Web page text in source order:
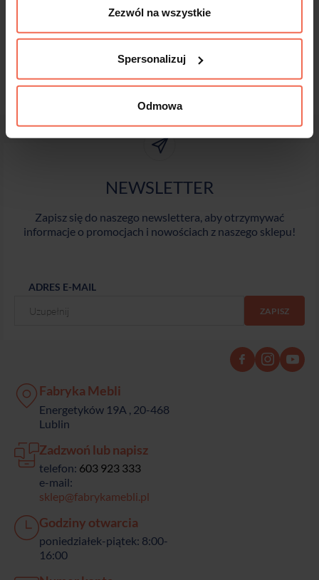
Zezwól na wszystkie
Spersonalizuj
Odmowa
NEWSLETTER
Zapisz się do naszego newslettera, aby otrzymywać
informacje o promocjach i nowościach z naszego sklepu!
ADRES E-MAIL
Fabryka Mebli
Energetyków 19A , 20-468
Lublin
Zadzwoń lub napisz
telefon: 603 923 333
e-mail:
sklep@fabrykamebli.pl
Godziny otwarcia
poniedziałek-piątek: 8:00-
16:00